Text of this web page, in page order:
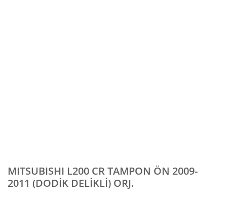
MITSUBISHI L200 CR TAMPON ÖN 2009-
2011 (DODİK DELİKLİ) ORJ.